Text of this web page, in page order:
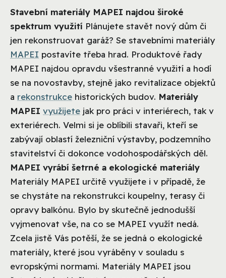
Stavební materiály MAPEI najdou široké
spektrum využití Plánujete stavět nový dům či
jen rekonstruovat garáž? Se stavebními materiály
MAPEI postavíte třeba hrad. Produktové řady
MAPEI najdou opravdu všestranné využití a hodí
se na novostavby, stejně jako revitalizace objektů
a rekonstrukce historických budov. Materiály
MAPEI využijete jak pro práci v interiérech, tak v
exteriérech. Velmi si je oblíbili stavaři, kteří se
zabývají oblastí železniční výstavby, podzemního
stavitelství či dokonce vodohospodářských děl.
MAPEI vyrábí šetrné a ekologické materiály
Materiály MAPEI určitě využijete i v případě, že
se chystáte na rekonstrukci koupelny, terasy či
opravy balkónu. Bylo by skutečně jednodušší
vyjmenovat vše, na co se MAPEI využít nedá.
Zcela jistě Vás potěší, že se jedná o ekologické
materiály, které jsou vyráběny v souladu s
evropskými normami. Materiály MAPEI jsou